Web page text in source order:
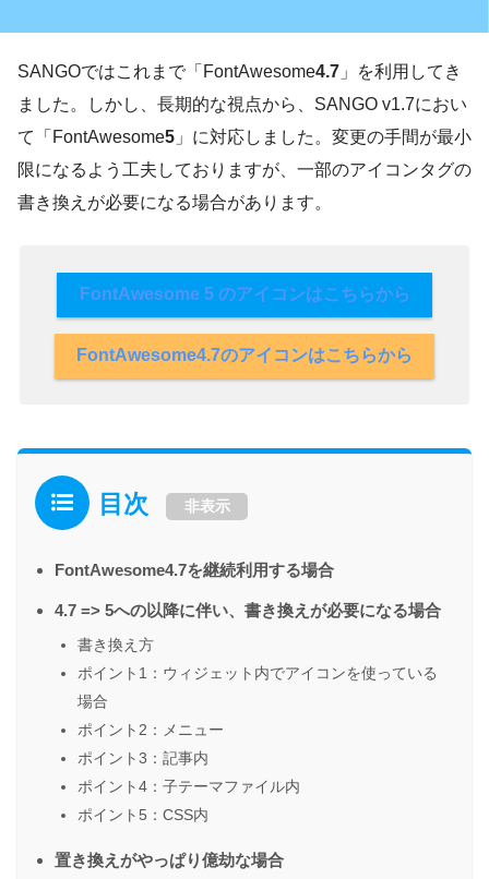
SANGOではこれまで「FontAwesome4.7 」を利用してき
ました。しかし、長期的な視点から、SANGO v1.7におい
て「FontAwesome5 」に対応しました。変更の手間が最小
限になるよう工夫しておりますが、一部のアイコンタグの
書き換えが必要になる場合があります。
FontAwesome 5 のアイコンはこちらから
FontAwesome4.7のアイコンはこちらから
目次 非表示
FontAwesome4.7を継続利用する場合
4.7 => 5への以降に伴い、書き換えが必要になる場合
書き換え方
ポイント1：ウィジェット内でアイコンを使っている
場合
ポイント2：メニュー
ポイント3：記事内
ポイント4：子テーマファイル内
ポイント5：CSS内
置き換えがやっぱり億劫な場合